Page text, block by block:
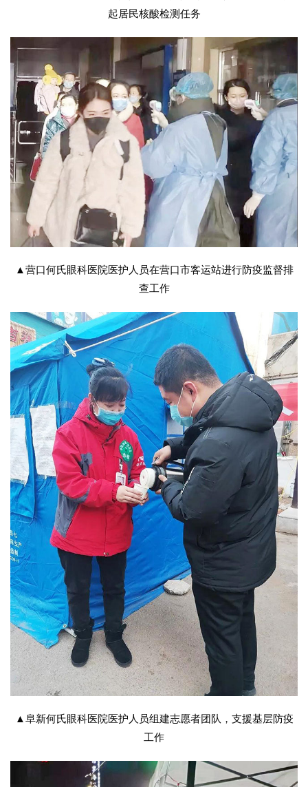
起居民核酸检测任务
▲营口何氏眼科医院医护人员在营口市客运站进行防疫监督排
查工作
▲阜新何氏眼科医院医护人员组建志愿者团队，支援基层防疫
工作